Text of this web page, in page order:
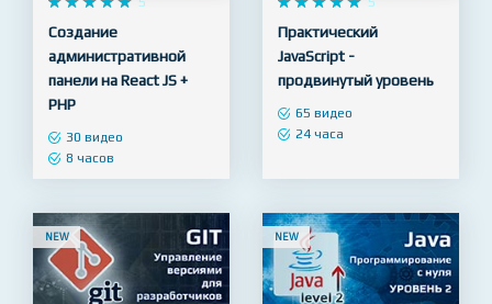
    
     5
панели на React JS +
PHP
8 часов
Premium-PLUS
   
   
Практический
JavaScript -
продвинутый уровень
NEW NEW